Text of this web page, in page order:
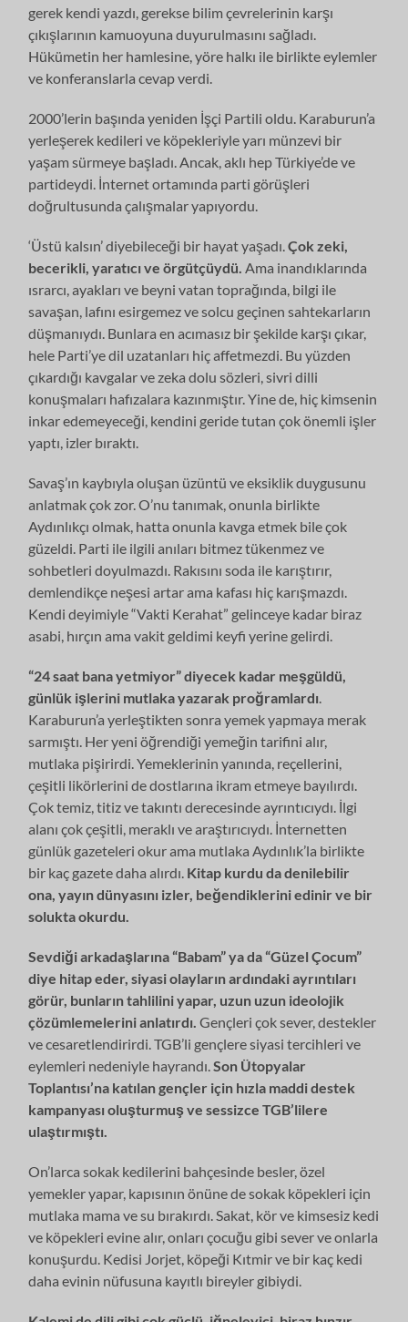
gerek kendi yazdı, gerekse bilim çevrelerinin karşı
çıkışlarının kamuoyuna duyurulmasını sağladı.
Hükümetin her hamlesine, yöre halkı ile birlikte eylemler
ve konferanslarla cevap verdi.
2000’lerin başında yeniden İşçi Partili oldu. Karaburun’a
yerleşerek kedileri ve köpekleriyle yarı münzevi bir
yaşam sürmeye başladı. Ancak, aklı hep Türkiye’de ve
partideydi. İnternet ortamında parti görüşleri
doğrultusunda çalışmalar yapıyordu.
‘Üstü kalsın’ diyebileceği bir hayat yaşadı.Çok zeki,
becerikli, yaratıcı ve örgütçüydü. Ama inandıklarında
ısrarcı, ayakları ve beyni vatan toprağında, bilgi ile
savaşan, lafını esirgemez ve solcu geçinen sahtekarların
düşmanıydı. Bunlara en acımasız bir şekilde karşı çıkar,
hele Parti’ye dil uzatanları hiç affetmezdi. Bu yüzden
çıkardığı kavgalar ve zeka dolu sözleri, sivri dilli
konuşmaları hafızalara kazınmıştır. Yine de, hiç kimsenin
inkar edemeyeceği, kendini geride tutan çok önemli işler
yaptı, izler bıraktı.
Savaş’ın kaybıyla oluşan üzüntü ve eksiklik duygusunu
anlatmak çok zor. O’nu tanımak, onunla birlikte
Aydınlıkçı olmak, hatta onunla kavga etmek bile çok
güzeldi. Parti ile ilgili anıları bitmez tükenmez ve
sohbetleri doyulmazdı. Rakısını soda ile karıştırır,
demlendikçe neşesi artar ama kafası hiç karışmazdı.
Kendi deyimiyle “Vakti Kerahat” gelinceye kadar biraz
asabi, hırçın ama vakit geldimi keyfi yerine gelirdi.
“24 saat bana yetmiyor” diyecek kadar meşgüldü,
günlük işlerini mutlaka yazarak proğramlardı
Karaburun’a yerleştikten sonra yemek yapmaya merak
sarmıştı. Her yeni öğrendiği yemeğin tarifini alır,
mutlaka pişirirdi. Yemeklerinin yanında, reçellerini,
çeşitli likörlerini de dostlarına ikram etmeye bayılırdı.
Çok temiz, titiz ve takıntı derecesinde ayrıntıcıydı. İlgi
alanı çok çeşitli, meraklı ve araştırıcıydı. İnternetten
günlük gazeteleri okur ama mutlaka Aydınlık’la birlikte
bir kaç gazete daha alırdı. Kitap kurdu da denilebilir
ona, yayın dünyasını izler, beğendiklerini edinir ve bir
solukta okurdu.
Sevdiği arkadaşlarına “Babam” ya da “Güzel Çocum”
diye hitap eder, siyasi olayların ardındaki ayrıntıları
görür, bunların tahlilini yapar, uzun uzun ideolojik
çözümlemelerini anlatırdı. Gençleri çok sever, destekler
ve cesaretlendirirdi. TGB’li gençlere siyasi tercihleri ve
eylemleri nedeniyle hayrandı.Son Ütopyalar
Toplantısı’na katılan gençler için hızla maddi destek
kampanyası oluşturmuş ve sessizce TGB’lilere
ulaştırmıştı.
On’larca sokak kedilerini bahçesinde besler, özel
yemekler yapar, kapısının önüne de sokak köpekleri için
mutlaka mama ve su bırakırdı. Sakat, kör ve kimsesiz kedi
ve köpekleri evine alır, onları çocuğu gibi sever ve onlarla
konuşurdu. Kedisi Jorjet, köpeği Kıtmir ve bir kaç kedi
daha evinin nüfusuna kayıtlı bireyler gibiydi.